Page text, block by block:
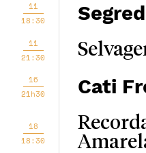
11
18:30
11
21:30
16
21h30
Cati
18
18:30